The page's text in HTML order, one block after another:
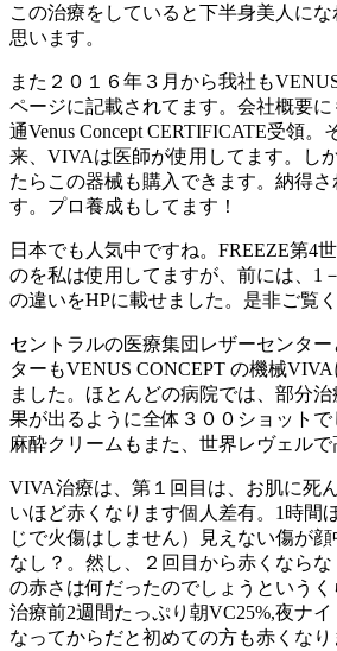
この治療をしていると下半身美人に
思います。
また２０１６年３月から我社も
ページに記載されてます。会社概要
通Venus Concept CERTIFICATE受領
来、VIVAは医師が使用してます。し
たらこの器械も購入できます。納得さ
す。プロ養成もしてます！
日本でも人気中ですね。FREEZE第4
のを私は使用してますが、前には、1
の違いをHPに載せました。是非ご覧く
セントラルの医療集団レザーセンタ
ターもVENUS CONCEPT の機械
ました。ほとんどの病院では、部分
果が出るように全体３００ショットで
麻酔クリームもまた、世界レヴェルで
VIVA治療は、第１回目は、お肌に死
いほど赤くなります個人差有。1時間
じで火傷はしません）見えない傷が
なし？。然し、２回目から赤くなら
の赤さは何だったのでしょうというく
治療前2週間たっぷり朝VC25%,夜ナ
なってからだと初めての方も赤くな